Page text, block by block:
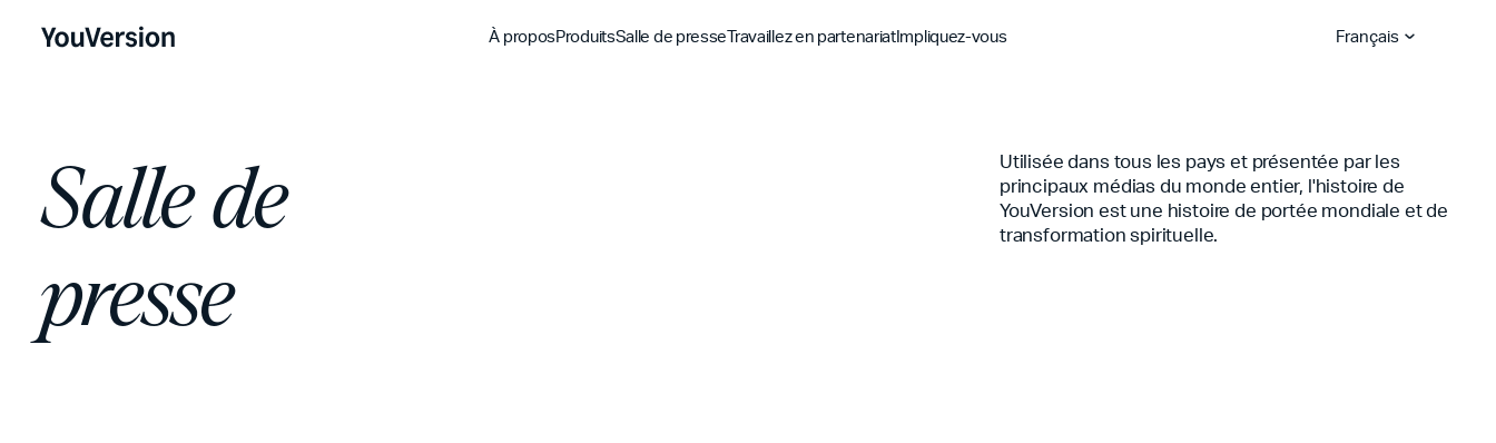
À propos
Hubs mondiaux
Histoires
Explorez les carrières
Produits
Bible App Lite
YouVersion Platform
Bible App pour
Salle de presseTravaillez en partenariat
Vue d'ensemble des partenaires
Eglises
Mise à jour des partenaires
Impliquez-vous
Découvrez
Donnez
Devenez semeur
Français
Salle de
presse
Utilisée dans tous les pays et présentée par les
principaux médias du monde entier, l'histoire de
YouVersion est une histoire de portée mondiale et de
transformation spirituelle.